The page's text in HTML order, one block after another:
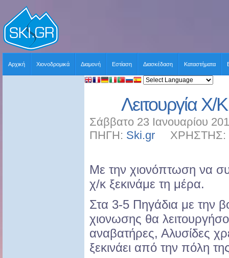
Αρχική Χιονοδρομικά Διαμονή Εστίαση Διασκέδαση Καταστήματα
Λειτουργία
Σάββατο 23 Ιανουαρίου
ΠΗΓΗ: Ski.gr ΧΡΗΣΤΗΣ:
Με την χιονόπτωση να
χ/κ ξεκινάμε τη μέρα.
Στα 3-5 Πηγάδια με την
χιονωσης θα
αναβατήρες, Αλυσίδες
ξεκινάει από την πόλη